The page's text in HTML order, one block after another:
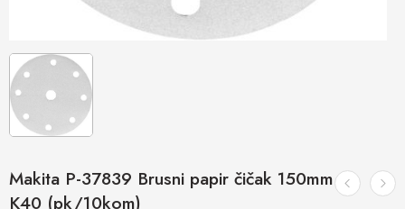
Makita P-37839 Brusni papir čičak 150mm
K40 (pk/10kom)